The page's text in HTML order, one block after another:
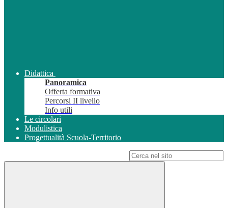
Didattica
Panoramica
Offerta formativa
Percorsi II livello
Info utili
Le circolari
Modulistica
Progettualità Scuola-Territorio